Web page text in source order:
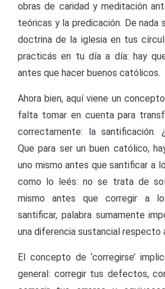
obras de caridad y meditación
teóricas y la predicación. De nada
doctrina de la iglesia en tus
practicás en tu día a día: hay
antes que hacer buenos católicos.
Ahora bien, aquí viene un
falta tomar en cuenta para
correctamente: la santificación.
Que para ser un buen católico,
uno mismo antes que santificar a
como lo leés: no se trata de
mismo antes que corregir a
santificar, palabra sumamente
una diferencia sustancial respecto
El concepto de ‘corregirse’
general: corregir tus defectos,